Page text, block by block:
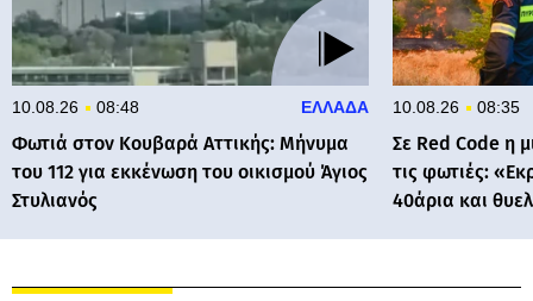
10.08.26 08:48 ΕΛΛΑΔΑ
Φωτιά στον Κουβαρά Αττικής: Μήνυμα
του 112 για εκκένωση του οικισμού Άγιος
Στυλιανός
10.08.26 08:35
Σε Red Code η
τις φωτιές:
40άρια και